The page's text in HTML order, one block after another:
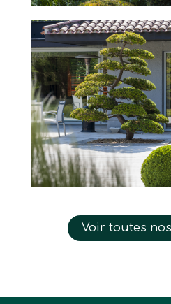
Voir toutes